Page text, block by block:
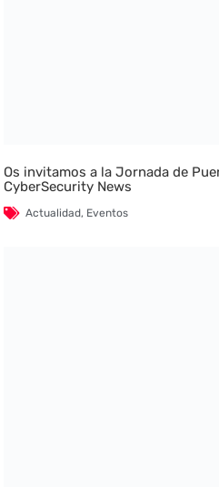
Os invitamos a la Jornada de
CyberSecurity News
Actualidad, Eventos